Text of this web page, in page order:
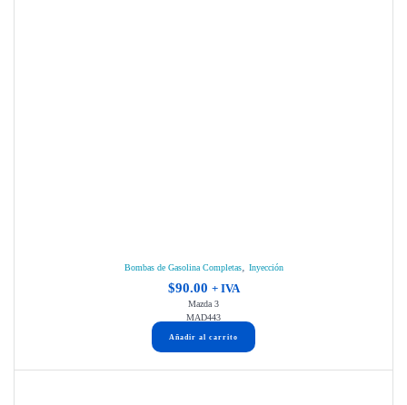
Bombas de Gasolina Completas, Inyección
$90.00 + IVA
Mazda 3
MAD443
Añadir al carrito